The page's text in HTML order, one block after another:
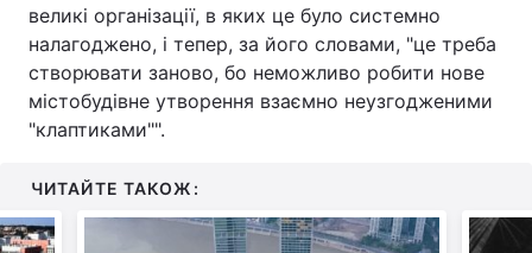
великі організації, в яких це було системно
налагоджено, і тепер, за його словами, "це треба
створювати заново, бо неможливо робити нове
містобудівне утворення взаємно неузгодженими
"клаптиками"".
ЧИТАЙТЕ ТАКОЖ: